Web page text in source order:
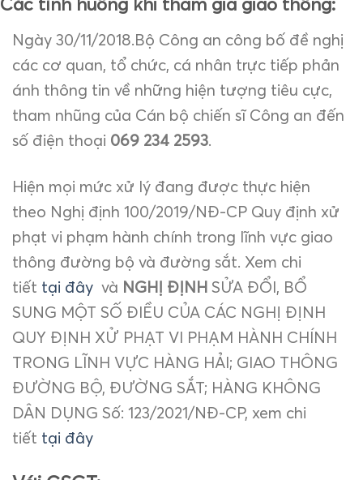
Ngày 30/11/2018.Bộ Công an công bố đề nghị
các cơ quan, tổ chức, cá nhân trực tiếp phản
ánh thông tin về những hiện tượng tiêu cực,
tham nhũng của Cán bộ chiến sĩ Công an đến
số điện thoại 069 234 2593.
Hiện mọi mức xử lý đang được thực hiện
theo Nghị định 100/2019/NĐ-CP Quy định xử
phạt vi phạm hành chính trong lĩnh vực giao
thông đường bộ và đường sắt. Xem chi
tiết tại đây và NGHỊ ĐỊNH SỬA ĐỔI, BỔ
SUNG MỘT SỐ ĐIỀU CỦA CÁC NGHỊ ĐỊNH
QUY ĐỊNH XỬ PHẠT VI PHẠM HÀNH CHÍNH
TRONG LĨNH VỰC HÀNG HẢI; GIAO THÔNG
ĐƯỜNG BỘ, ĐƯỜNG SẮT; HÀNG KHÔNG
DÂN DỤNG Số: 123/2021/NĐ-CP, xem chi
tiết tại đây